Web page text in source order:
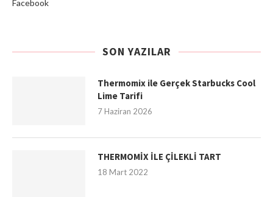
Facebook
SON YAZILAR
Thermomix ile Gerçek Starbucks Cool
Lime Tarifi
7 Haziran 2026
THERMOMİX İLE ÇİLEKLİ TART
18 Mart 2022